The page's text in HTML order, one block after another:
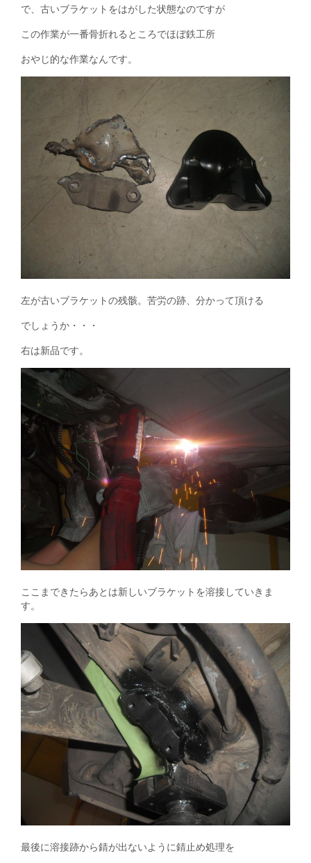
で、古いブラケットをはがした状態なのですが
この作業が一番骨折れるところでほぼ鉄工所
おやじ的な作業なんです。
左が古いブラケットの残骸。苦労の跡、分かって頂ける
でしょうか・・・
右は新品です。
ここまできたらあとは新しいブラケットを溶接していきま
す。
最後に溶接跡から錆が出ないように錆止め処理を